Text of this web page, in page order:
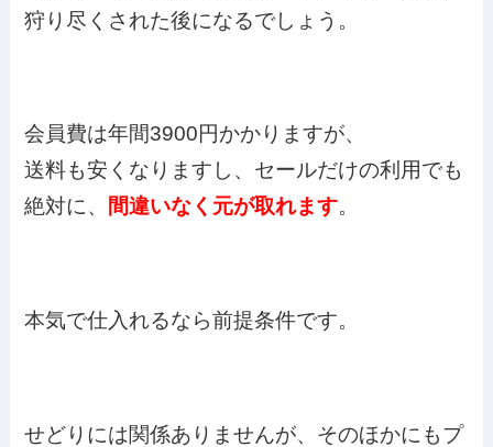
狩り尽くされた後になるでしょう。
会員費は年間3900円かかりますが、
送料も安くなりますし、セールだけの利用でも
絶対に、
間違いなく元が取れます。
本気で仕入れるなら前提条件です。
せどりには関係ありませんが、そのほかにもプ